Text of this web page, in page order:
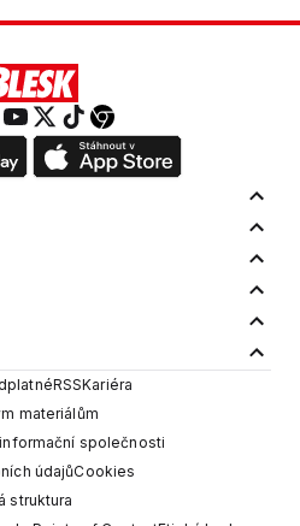
RSSKariéra
materiálům
společnosti
údajůCookies
struktura